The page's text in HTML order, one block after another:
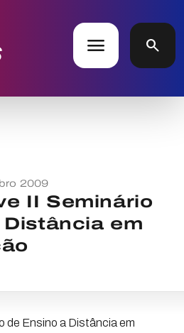
menu search
2009
II Seminário
em
de Ensino a Distância em